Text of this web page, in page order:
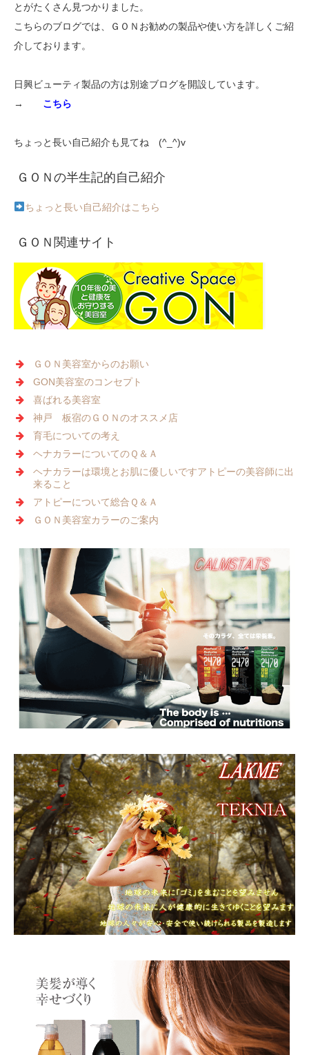
とがたくさん見つかりました。
こちらのブログでは、ＧＯＮお勧めの製品や使い方を詳しくご紹
介しております。
日興ビューティ製品の方は別途ブログを開設しています。
→ こちら
ちょっと長い自己紹介も見てね (^_^)v
ＧＯＮの半生記的自己紹介
ちょっと長い自己紹介はこちら
ＧＯＮ関連サイト
ＧＯＮ美容室からのお願い
GON美容室のコンセプト
喜ばれる美容室
神戸 板宿のＧＯＮのオススメ店
育毛についての考え
ヘナカラーについてのＱ＆Ａ
ヘナカラーは環境とお肌に優しいですアトピーの美容師に出
来ること
アトピーについて総合Ｑ＆Ａ
ＧＯＮ美容室カラーのご案内